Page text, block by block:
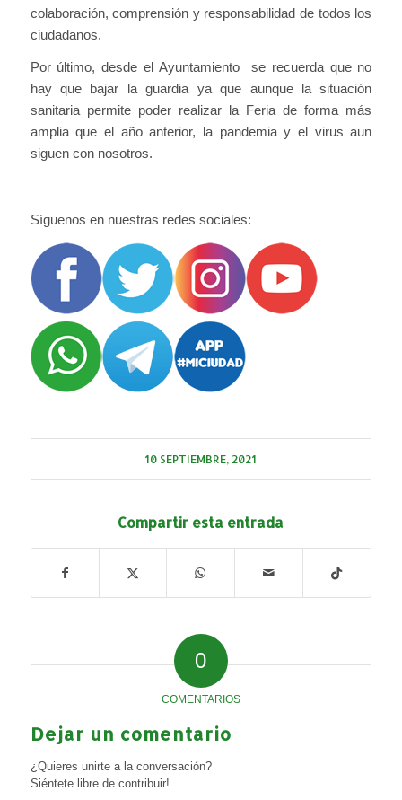
colaboración, comprensión y responsabilidad de todos los
ciudadanos.
Por último, desde el Ayuntamiento se recuerda que no
hay que bajar la guardia ya que aunque la situación
sanitaria permite poder realizar la Feria de forma más
amplia que el año anterior, la pandemia y el virus aun
siguen con nosotros.
Síguenos en nuestras redes sociales:
10 SEPTIEMBRE, 2021
Compartir esta entrada
0
COMENTARIOS
Dejar un comentario
¿Quieres unirte a la conversación?
Siéntete libre de contribuir!